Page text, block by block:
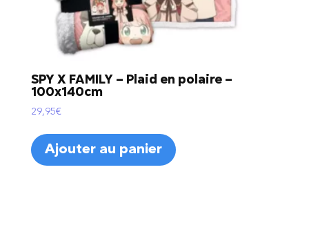
SPY X FAMILY – Plaid en polaire –
100x140cm
29,95€
Ajouter au panier